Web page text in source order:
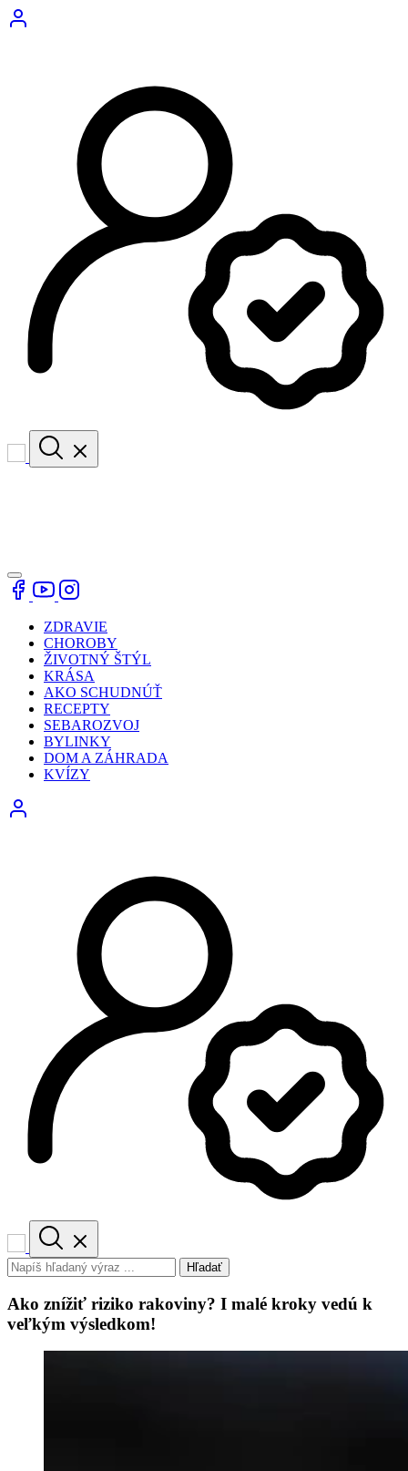
ZDRAVIE
CHOROBY
ŽIVOTNÝ ŠTÝL
KRÁSA
AKO SCHUDNÚŤ
RECEPTY
SEBAROZVOJ
BYLINKY
DOM A ZÁHRADA
KVÍZY
Hľadať
Ako znížiť riziko rakoviny? I malé kroky vedú k
veľkým výsledkom!